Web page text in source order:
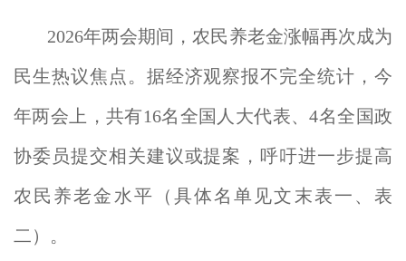
2026年两会期间，农民养老金涨幅再次成为
民生热议焦点。据经济观察报不完全统计，今
年两会上，共有16名全国人大代表、4名全国政
协委员提交相关建议或提案，呼吁进一步提高
农民养老金水平（具体名单见文末表一、表
二）。